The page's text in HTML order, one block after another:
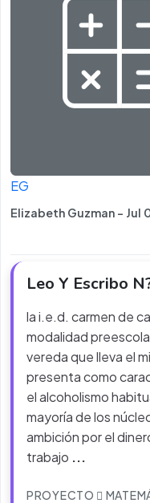
EG
Elizabeth Guzman - Jul
Leo Y Escribo
la i.e.d. carmen de
modalidad
vereda que lleva el
presenta como
el alcoholismo
mayoría de los
ambición por el
trabajo ...
PROYECTO